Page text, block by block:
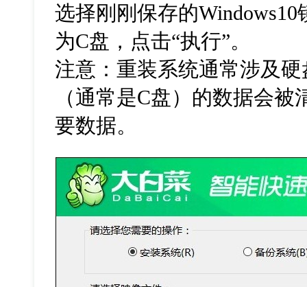
选择刚刚保存的Windows10
为C盘，点击“执行”。
注意：重装系统通常涉及
（通常是C盘）的数据会被
要数据。